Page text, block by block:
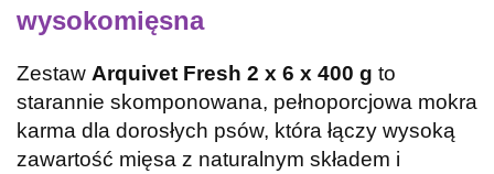
wysokomięsna
Zestaw Arquivet Fresh 2 x 6 x 400 g to
starannie skomponowana, pełnoporcjowa mokra
karma dla dorosłych psów, która łączy wysoką
zawartość mięsa z naturalnym składem i